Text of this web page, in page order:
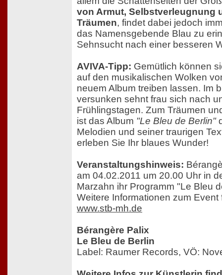
von Armut, Selbstverleugnung
Träumen, findet dabei jedoch
das Namensgebende Blau zu
Sehnsucht nach einer besseren
AVIVA-Tipp: Gemütlich können
auf den musikalischen Wolken
neuem Album treiben lassen. Im
versunken sehnt frau sich nach
Frühlingstagen. Zum Träumen
ist das Album "Le Bleu de Berlin"
Melodien und seiner traurigen
erleben Sie Ihr blaues Wunder!
Veranstaltungshinweis:
am 04.02.2011 um 20.00 Uhr in
Marzahn ihr Programm "Le Bleu
Weitere Informationen zum Event
www.stb-mh.de
Bérangère Palix
Le Bleu de Berlin
Label: Raumer Records, VÖ: